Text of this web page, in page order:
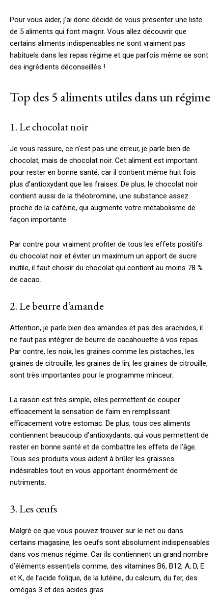
Pour vous aider, j’ai donc décidé de vous présenter une liste
de 5 aliments qui font maigrir. Vous allez découvrir que
certains aliments indispensables ne sont vraiment pas
habituels dans les repas régime et que parfois même se sont
des ingrédients déconseillés !
Top des 5 aliments utiles dans un régime
1. Le chocolat noir
Je vous rassure, ce n’est pas une erreur, je parle bien de
chocolat, mais de chocolat noir. Cet aliment est important
pour rester en bonne santé, car il contient même huit fois
plus d’antioxydant que les fraises. De plus, le chocolat noir
contient aussi de la théobromine, une substance assez
proche de la caféine, qui augmente votre métabolisme de
façon importante.
Par contre pour vraiment profiter de tous les effets positifs
du chocolat noir et éviter un maximum un apport de sucre
inutile, il faut choisir du chocolat qui contient au moins 78 %
de cacao.
2. Le beurre d’amande
Attention, je parle bien des amandes et pas des arachides, il
ne faut pas intégrer de beurre de cacahouette à vos repas.
Par contre, les noix, les graines comme les pistaches, les
graines de citrouille, les graines de lin, les graines de citrouille,
sont très importantes pour le programme minceur.
La raison est très simple, elles permettent de couper
efficacement la sensation de faim en remplissant
efficacement votre estomac. De plus, tous ces aliments
contiennent beaucoup d’antioxydants, qui vous permettent de
rester en bonne santé et de combattre les effets de l’âge.
Tous ses produits vous aident à brûler les graisses
indésirables tout en vous apportant énormément de
nutriments.
3. Les œufs
Malgré ce que vous pouvez trouver sur le net ou dans
certains magasine, les oeufs sont absolument indispensables
dans vos menus régime. Car ils contiennent un grand nombre
d’éléments essentiels comme, des vitamines B6, B12, A, D, E
et K, de l’acide folique, de la lutéine, du calcium, du fer, des
omégas 3 et des acides gras.